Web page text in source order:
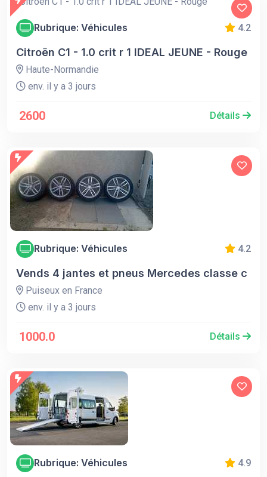
Rubrique: Véhicules 4.2
Citroën C1 - 1.0 crit r 1 IDEAL JEUNE - Rouge
Haute-Normandie
env. il y a 3 jours
2600 Détails
Rubrique: Véhicules 4.2
Vends 4 jantes et pneus Mercedes classe c
Puiseux en France
env. il y a 3 jours
1000.0 Détails
Rubrique: Véhicules 4.9